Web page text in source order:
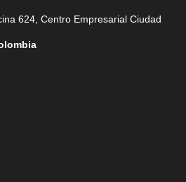
624, Centro Empresarial Ciudad